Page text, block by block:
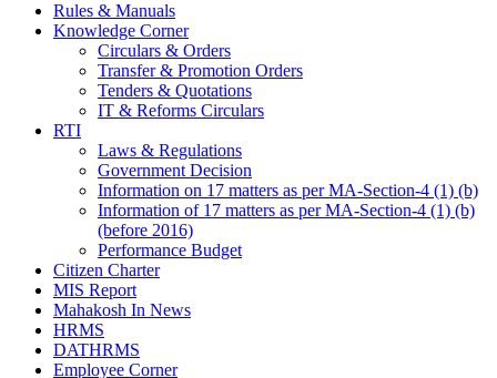
Rules & Manuals
Knowledge Corner
Circulars & Orders
Transfer & Promotion Orders
Tenders & Quotations
IT & Reforms Circulars
RTI
Laws & Regulations
Government Decision
Information on 17 matters as per MA-Section-4 (1) (b)
Information of 17 matters as per MA-Section-4 (1) (b)
(before 2016)
Performance Budget
Citizen Charter
MIS Report
Mahakosh In News
HRMS
DATHRMS
Employee Corner